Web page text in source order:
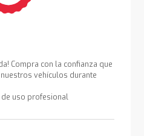
Compra con la confianza que
vehículos durante
uso profesional